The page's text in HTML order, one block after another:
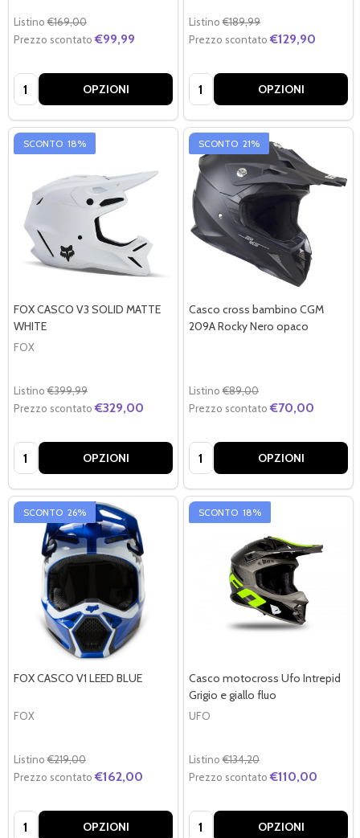
Listino €169,00
Prezzo scontato €99,99
Quantità: OPZIONI
Listino €189,99
Prezzo scontato €129,90
Quantità: OPZIONI
SCONTO 18%
FOX CASCO V3 SOLID MATTE
WHITE
FOX
Listino €399,99
Prezzo scontato €329,00
Quantità: OPZIONI
SCONTO 21%
Casco cross bambino CGM
209A Rocky Nero opaco
Listino €89,00
Prezzo scontato €70,00
Quantità: OPZIONI
SCONTO 26%
FOX CASCO V1 LEED BLUE
FOX
Listino €219,00
Prezzo scontato €162,00
Quantità: OPZIONI
SCONTO 18%
Casco motocross Ufo Intrepid
Grigio e giallo fluo
UFO
Listino €134,20
Prezzo scontato €110,00
Quantità: OPZIONI